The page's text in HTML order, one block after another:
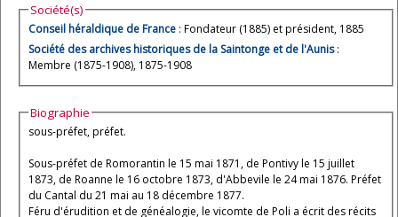
Société(s)
Conseil héraldique de France : Fondateur (1885) et président, 1885
Société des archives historiques de la Saintonge et de l'Aunis:
Membre (1875-1908), 1875-1908
Biographie
sous-préfet, préfet.
Sous-préfet de Romorantin le 15 mai 1871, de Pontivy le 15 juillet
1873, de Roanne le 16 octobre 1873, d'Abbevile le 24 mai 1876. Préfet
du Cantal du 21 mai au 18 décembre 1877.
Féru d'érudition et de généalogie, le vicomte de Poli a écrit des récits